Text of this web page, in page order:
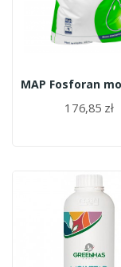
176,85 zł